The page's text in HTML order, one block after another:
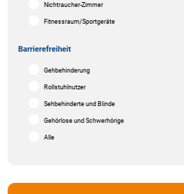
Nichtraucher-Zimmer
Fitnessraum/Sportgeräte
Barrierefreiheit
Gehbehinderung
Rollstuhlnutzer
Sehbehinderte und Blinde
Gehörlose und Schwerhörige
Alle